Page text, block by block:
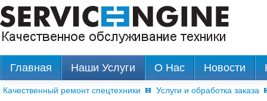
Главная Наши Услуги О Нас Новости
Качественный ремонт спецтехники
Услуги и обработка заказа